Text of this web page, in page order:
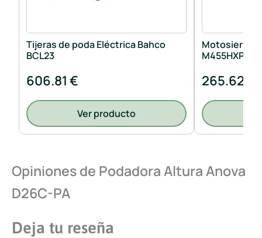
Tijeras de poda Eléctrica Bahco
BCL23
606.81 €
Ver producto
Motosierra
M455HXP
265.62 €
Opiniones de Podadora Altura Anova
D26C-PA
Deja tu reseña